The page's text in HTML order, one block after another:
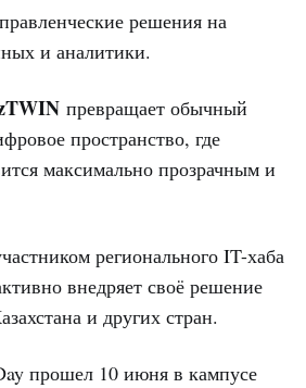
решения на
и аналитики.
превращает обычный
пространство, где
максимально прозрачным и
регионального IT-хаба
внедряет своё решение
и других стран.
прошел 10 июня в кампусе